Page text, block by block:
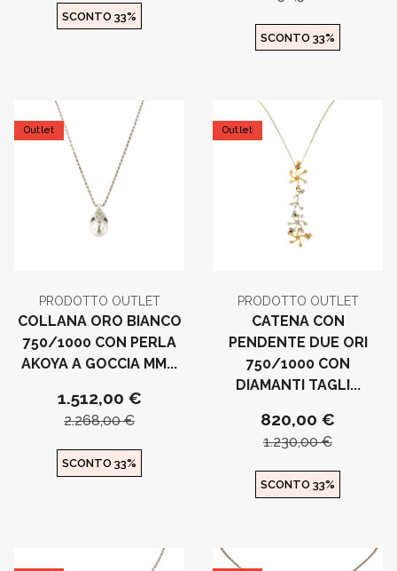
SCONTO 33%
SCONTO 33%
Outlet
PRODOTTO OUTLET
COLLANA ORO BIANCO
750/1000 CON PERLA
AKOYA A GOCCIA MM...
1.512,00 €
2.268,00 €
SCONTO 33%
Outlet
PRODOTTO OUTLET
CATENA CON
PENDENTE DUE ORI
750/1000 CON
DIAMANTI TAGLI...
820,00 €
1.230,00 €
SCONTO 33%